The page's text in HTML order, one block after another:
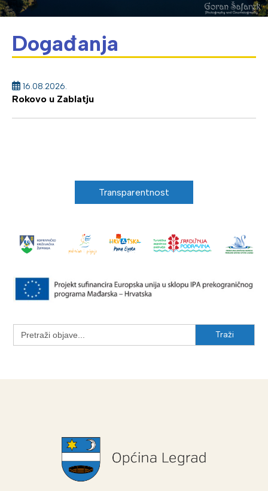
Događanja
16.08.2026.
Rokovo u Zablatju
Transparentnost
Search
for: